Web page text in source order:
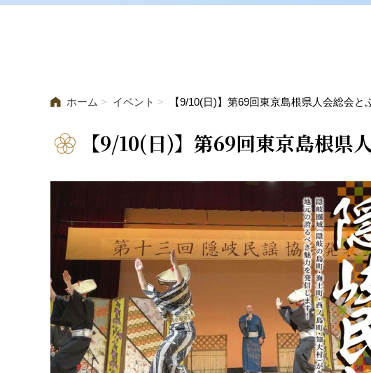
ホーム イベント 【9/10(日)】第69回東京島根県人会総会と
【9/10(日)】第69回東京島根県